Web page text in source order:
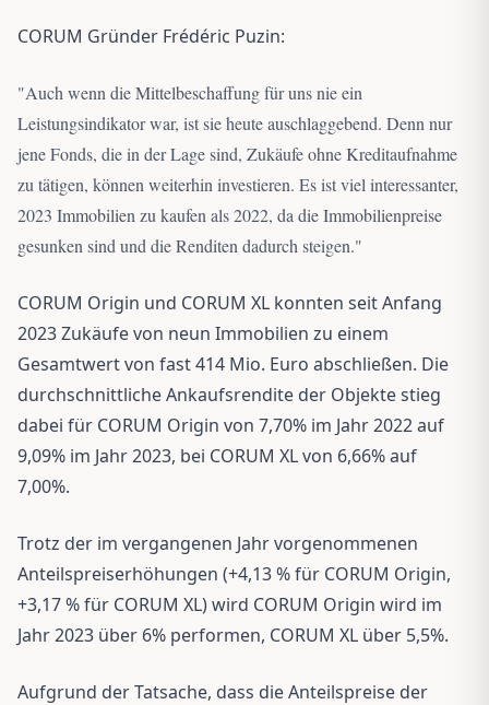
CORUM Gründer Frédéric Puzin:
"Auch wenn die Mittelbeschaffung für uns nie ein
Leistungsindikator war, ist sie heute auschlaggebend. Denn nur
jene Fonds, die in der Lage sind, Zukäufe ohne Kreditaufnahme
zu tätigen, können weiterhin investieren. Es ist viel interessanter,
2023 Immobilien zu kaufen als 2022, da die Immobilienpreise
gesunken sind und die Renditen dadurch steigen."
CORUM Origin und CORUM XL konnten seit Anfang
2023 Zukäufe von neun Immobilien zu einem
Gesamtwert von fast 414 Mio. Euro abschließen. Die
durchschnittliche Ankaufsrendite der Objekte stieg
dabei für CORUM Origin von 7,70% im Jahr 2022 auf
9,09% im Jahr 2023, bei CORUM XL von 6,66% auf
7,00%.
Trotz der im vergangenen Jahr vorgenommenen
Anteilspreiserhöhungen (+4,13 % für CORUM Origin,
+3,17 % für CORUM XL) wird CORUM Origin wird im
Jahr 2023 über 6% performen, CORUM XL über 5,5%.
Aufgrund der Tatsache, dass die Anteilspreise der